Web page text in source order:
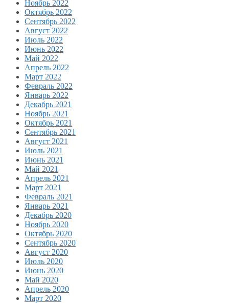
Ноябрь 2022
Октябрь 2022
Сентябрь 2022
Август 2022
Июль 2022
Июнь 2022
Май 2022
Апрель 2022
Март 2022
Февраль 2022
Январь 2022
Декабрь 2021
Ноябрь 2021
Октябрь 2021
Сентябрь 2021
Август 2021
Июль 2021
Июнь 2021
Май 2021
Апрель 2021
Март 2021
Февраль 2021
Январь 2021
Декабрь 2020
Ноябрь 2020
Октябрь 2020
Сентябрь 2020
Август 2020
Июль 2020
Июнь 2020
Май 2020
Апрель 2020
Март 2020